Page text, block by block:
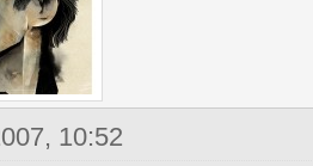
10:52